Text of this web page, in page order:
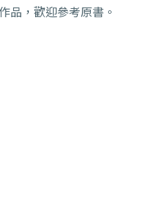
品，歡迎參考原書。